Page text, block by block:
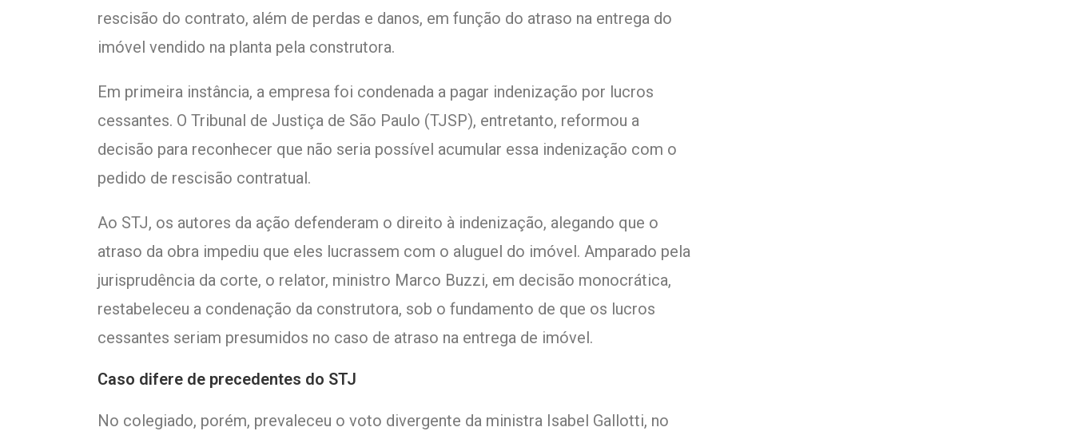
rescisão do contrato, além de perdas e danos, em função do atraso na entrega do
imóvel vendido na planta pela construtora.
Em primeira instância, a empresa foi condenada a pagar indenização por lucros
cessantes. O Tribunal de Justiça de São Paulo (TJSP), entretanto, reformou a
decisão para reconhecer que não seria possível acumular essa indenização com o
pedido de rescisão contratual.
Ao STJ, os autores da ação defenderam o direito à indenização, alegando que o
atraso da obra impediu que eles lucrassem com o aluguel do imóvel. Amparado pela
jurisprudência da corte, o relator, ministro Marco Buzzi, em decisão monocrática,
restabeleceu a condenação da construtora, sob o fundamento de que os lucros
cessantes seriam presumidos no caso de atraso na entrega de imóvel.
Caso difere de precedentes do STJ
No colegiado, porém, prevaleceu o voto divergente da ministra Isabel Gallotti, no